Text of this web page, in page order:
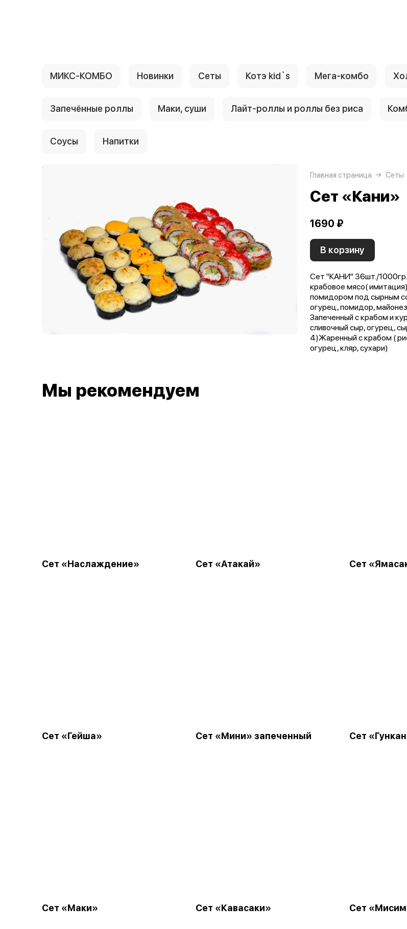
МИКС-КОМБО Новинки Сеты Котэ kid`s Мега-комбо
Запечённые роллы Маки, суши Лайт-роллы и роллы без риса
Соусы Напитки
Главная страница Сеты
Сет «Кани»
1690 ₽
В корзину
Сет "КАНИ" 36шт./1000гр.
крабовое мясо(
помидором под сырным
огурец, помидор,
Запеченный с крабом и
сливочный сыр, огурец,
4)Жаренный с крабом (
огурец, кляр, сухари)
Мы рекомендуем
Сет «Наслаждение» Сет «Атакай» Сет
Сет «Гейша» Сет «Мини» запеченный Сет
Сет «Маки» Сет «Кавасаки» Сет